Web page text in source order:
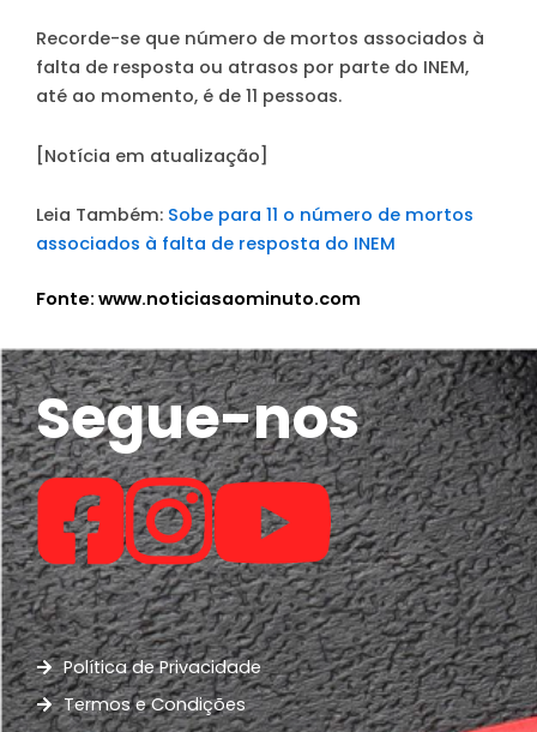
Recorde-se que número de mortos associados à
falta de resposta ou atrasos por parte do INEM,
até ao momento, é de 11 pessoas.
[Notícia em atualização]
Leia Também: Sobe para 11 o número de mortos
associados à falta de resposta do INEM
Fonte: www.noticiasaominuto.com
Segue-nos
Política de Privacidade
Termos e Condições